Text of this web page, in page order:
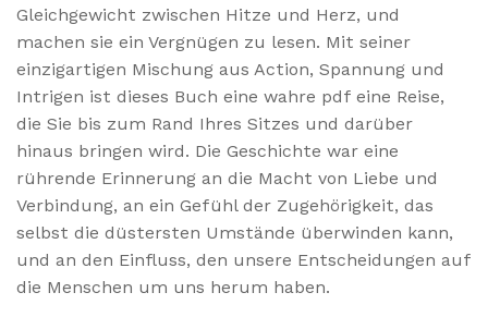
Gleichgewicht zwischen Hitze und Herz, und
machen sie ein Vergnügen zu lesen. Mit seiner
einzigartigen Mischung aus Action, Spannung und
Intrigen ist dieses Buch eine wahre pdf eine Reise,
die Sie bis zum Rand Ihres Sitzes und darüber
hinaus bringen wird. Die Geschichte war eine
rührende Erinnerung an die Macht von Liebe und
Verbindung, an ein Gefühl der Zugehörigkeit, das
selbst die düstersten Umstände überwinden kann,
und an den Einfluss, den unsere Entscheidungen auf
die Menschen um uns herum haben.